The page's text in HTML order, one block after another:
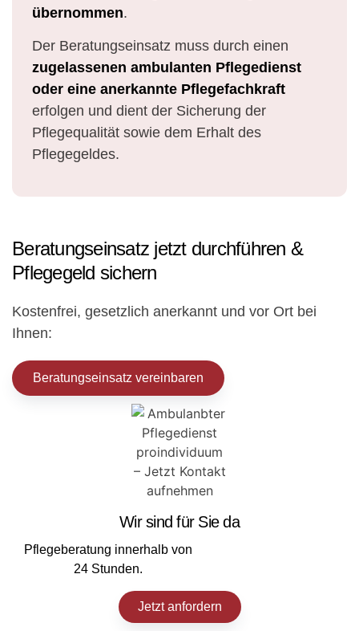
übernommen.
Der Beratungseinsatz muss durch einen
zugelassenen ambulanten Pflegedienst
oder eine anerkannte Pflegefachkraft
erfolgen und dient der Sicherung der
Pflegequalität sowie dem Erhalt des
Pflegegeldes.
Beratungseinsatz jetzt durchführen &
Pflegegeld sichern
Kostenfrei, gesetzlich anerkannt und vor Ort bei
Ihnen:
Beratungseinsatz vereinbaren
Wir sind für Sie da
Pflegeberatung innerhalb von
24 Stunden.
Jetzt anfordern